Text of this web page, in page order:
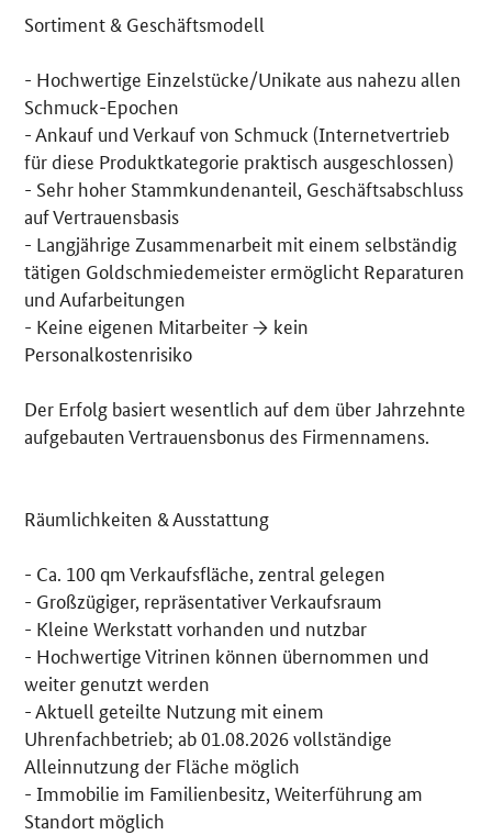
Sortiment & Geschäftsmodell
- Hochwertige Einzelstücke/Unikate aus nahezu allen
Schmuck-Epochen
- Ankauf und Verkauf von Schmuck (Internetvertrieb
für diese Produktkategorie praktisch ausgeschlossen)
- Sehr hoher Stammkundenanteil, Geschäftsabschluss
auf Vertrauensbasis
- Langjährige Zusammenarbeit mit einem selbständig
tätigen Goldschmiedemeister ermöglicht Reparaturen
und Aufarbeitungen
- Keine eigenen Mitarbeiter → kein
Personalkostenrisiko
Der Erfolg basiert wesentlich auf dem über Jahrzehnte
aufgebauten Vertrauensbonus des Firmennamens.
Räumlichkeiten & Ausstattung
- Ca. 100 qm Verkaufsfläche, zentral gelegen
- Großzügiger, repräsentativer Verkaufsraum
- Kleine Werkstatt vorhanden und nutzbar
- Hochwertige Vitrinen können übernommen und
weiter genutzt werden
- Aktuell geteilte Nutzung mit einem
Uhrenfachbetrieb; ab 01.08.2026 vollständige
Alleinnutzung der Fläche möglich
- Immobilie im Familienbesitz, Weiterführung am
Standort möglich